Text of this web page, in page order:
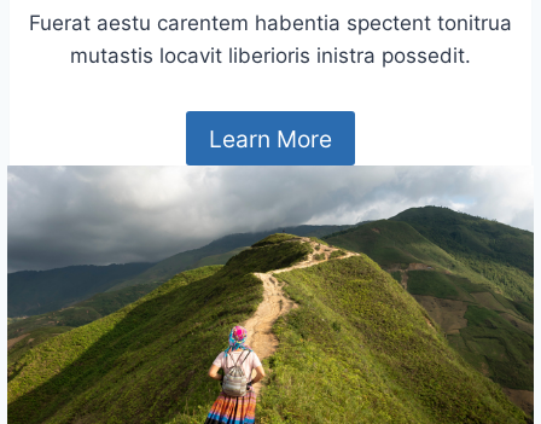
Fuerat aestu carentem habentia spectent tonitrua
mutastis locavit liberioris inistra possedit.
Learn More